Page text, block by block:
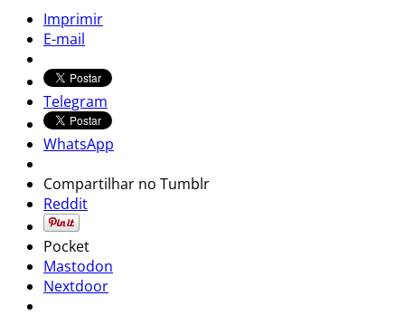
Imprimir
E-mail
Telegram
WhatsApp
Compartilhar no Tumblr
Reddit
Pocket
Mastodon
Nextdoor